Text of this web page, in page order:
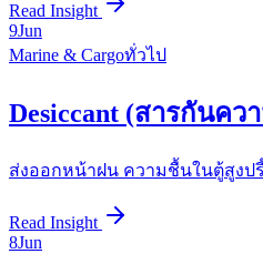
Read Insight
9Jun
Marine & Cargoทั่วไป
Desiccant (สารกันค
ส่งออกหน้าฝน ความชื้นในตู้สูงป
Read Insight
8Jun